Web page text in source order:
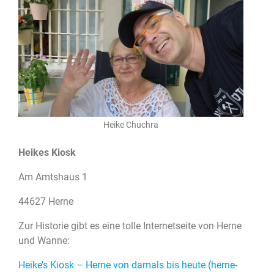
Heike Chuchra
Heikes Kiosk
Am Amtshaus 1
44627 Herne
Zur Historie gibt es eine tolle Internetseite von Herne
und Wanne:
Heike’s Kiosk – Herne von damals bis heute (herne-